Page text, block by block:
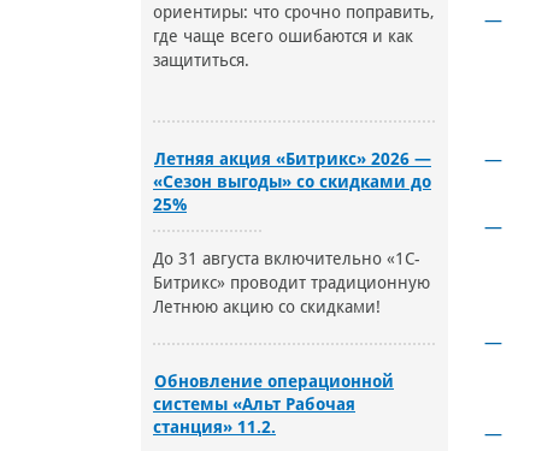
ориентиры: что срочно поправить,
где чаще всего ошибаются и как
защититься.
Летняя акция «Битрикс» 2026 —
«Сезон выгоды» со скидками до
25%
До 31 августа включительно «1С-
Битрикс» проводит традиционную
Летнюю акцию со скидками!
Обновление операционной
системы «Альт Рабочая
станция» 11.2.